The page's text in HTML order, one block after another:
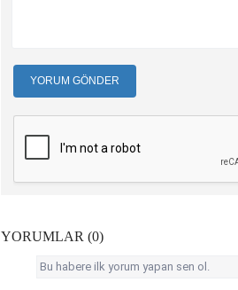
YORUM GÖNDER
YORUMLAR (0)
Bu habere ilk yorum yapan sen ol.